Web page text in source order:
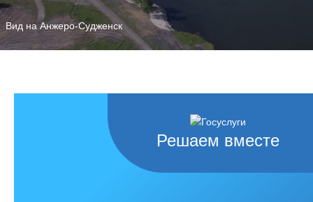
Вид на Анжеро-Судженск
Решаем вместе